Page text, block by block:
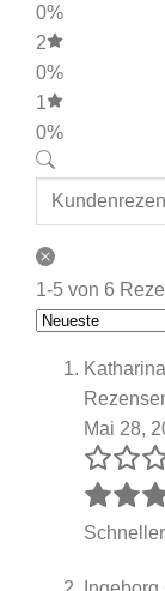
0%
2
0%
1
0%
1-5 von 6
Katharina
Mai 28,